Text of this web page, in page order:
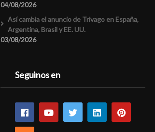
04/08/2026
Así cambia el anuncio de Trivago en España,
Argentina, Brasil y EE. UU.
03/08/2026
Seguinos en